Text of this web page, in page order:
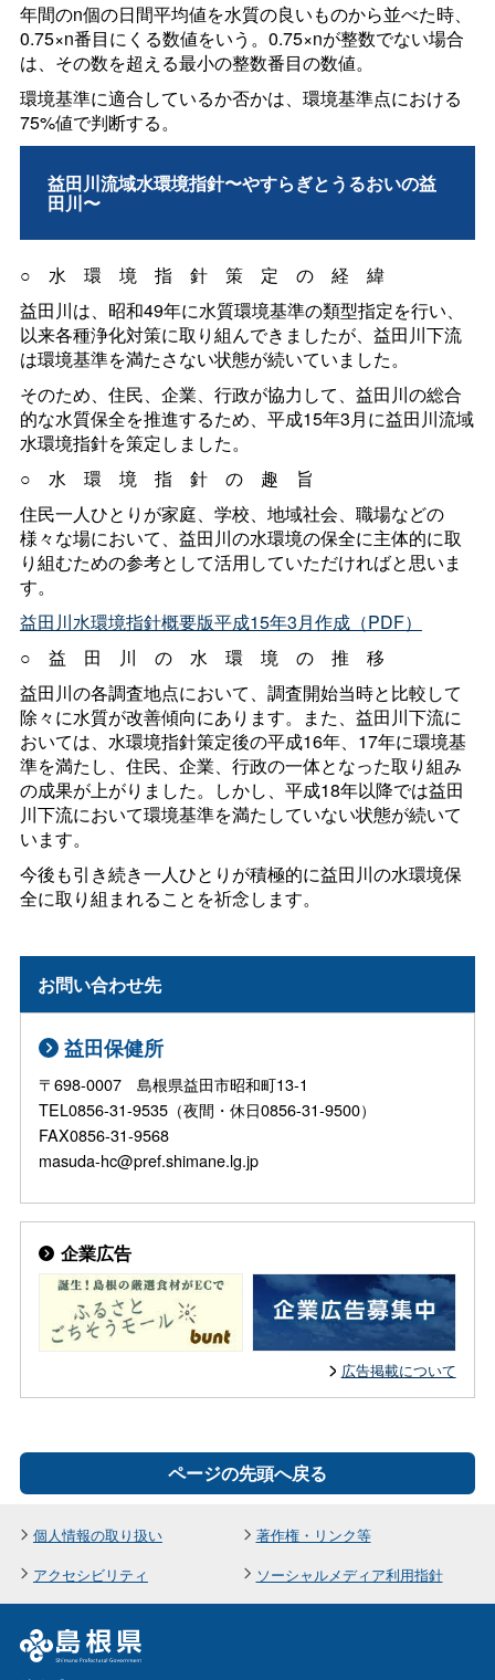
年間のn個の日間平均値を水質の良いものから並べた時、
0.75×n番目にくる数値をいう。0.75×nが整数でない場合
は、その数を超える最小の整数番目の数値。
環境基準に適合しているか否かは、環境基準点における
75%値で判断する。
益田川流域水環境指針〜やすらぎとうるおいの益
田川〜
○水環境指針策定の経緯
益田川は、昭和49年に水質環境基準の類型指定を行い、
以来各種浄化対策に取り組んできましたが、益田川下流
は環境基準を満たさない状態が続いていました。
そのため、住民、企業、行政が協力して、益田川の総合
的な水質保全を推進するため、平成15年3月に益田川流域
水環境指針を策定しました。
○水環境指針の趣旨
住民一人ひとりが家庭、学校、地域社会、職場などの
様々な場において、益田川の水環境の保全に主体的に取
り組むための参考として活用していただければと思いま
す。
益田川水環境指針概要版平成15年3月作成（PDF）
○益田川の水環境の推移
益田川の各調査地点において、調査開始当時と比較して
除々に水質が改善傾向にあります。また、益田川下流に
おいては、水環境指針策定後の平成16年、17年に環境基
準を満たし、住民、企業、行政の一体となった取り組み
の成果が上がりました。しかし、平成18年以降では益田
川下流において環境基準を満たしていない状態が続いて
います。
今後も引き続き一人ひとりが積極的に益田川の水環境保
全に取り組まれることを祈念します。
お問い合わせ先
益田保健所
〒698-0007 島根県益田市昭和町13-1
TEL0856-31-9535（夜間・休日0856-31-9500）
FAX0856-31-9568
masuda-hc@pref.shimane.lg.jp
企業広告
広告掲載について
ページの先頭へ戻る
個人情報の取り扱い
著作権・リンク等
アクセシビリティ
ソーシャルメディア利用指針